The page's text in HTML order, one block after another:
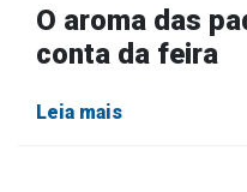
O aroma das
conta da feira
Leia mais